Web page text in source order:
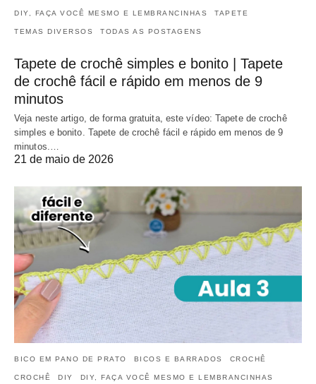
DIY, FAÇA VOCÊ MESMO E LEMBRANCINHAS TAPETE
TEMAS DIVERSOS TODAS AS POSTAGENS
Tapete de crochê simples e bonito | Tapete
de crochê fácil e rápido em menos de 9
minutos
Veja neste artigo, de forma gratuita, este vídeo: Tapete de crochê
simples e bonito. Tapete de crochê fácil e rápido em menos de 9
minutos.…
21 de maio de 2026
BICO EM PANO DE PRATO BICOS E BARRADOS CROCHÊ
CROCHÊ DIY DIY, FAÇA VOCÊ MESMO E LEMBRANCINHAS